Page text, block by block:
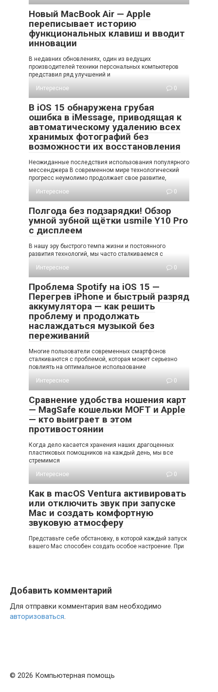
Новый MacBook Air — Apple
переписывает историю
функциональных клавиш и вводит
инновации
В недавних обновлениях, один из ведущих
производителей техники персональных компьютеров
представил ряд улучшений и
Интересное
0
В iOS 15 обнаружена грубая
ошибка в iMessage, приводящая к
автоматическому удалению всех
хранимых фотографий без
возможности их восстановления
Неожиданные последствия использования популярного
мессенджера В современном мире технологический
прогресс неумолимо продолжает свое развитие,
Интересное
0
Полгода без подзарядки! Обзор
умной зубной щётки usmile Y10 Pro
с дисплеем
В нашу эру быстрого темпа жизни и постоянного
развития технологий, мы часто сталкиваемся с
Интересное
0
Проблема Spotify на iOS 15 —
Перегрев iPhone и быстрый разряд
аккумулятора — как решить
проблему и продолжать
наслаждаться музыкой без
переживаний
Многие пользователи современных смартфонов
сталкиваются с проблемой, которая может серьезно
повлиять на оптимальное использование
Интересное
0
Сравнение удобства ношения карт
— MagSafe кошельки MOFT и Apple
— кто выиграет в этом
противостоянии
Когда дело касается хранения наших драгоценных
пластиковых помощников на каждый день, мы все
стремимся
Интересное
0
Как в macOS Ventura активировать
или отключить звук при запуске
Mac и создать комфортную
звуковую атмосферу
Представьте себе обстановку, в которой каждый запуск
вашего Mac способен создать особое настроение. При
Добавить комментарий
Для отправки комментария вам необходимо
авторизоваться.
© 2026 Компьютерная помощь